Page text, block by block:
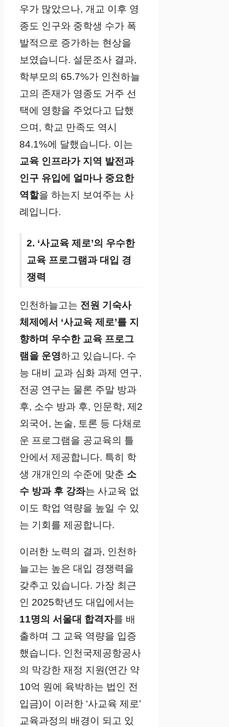
우가 많았으나, 개교 이후 영
종도 인구와 중학생 수가 폭
발적으로 증가하는 현상을
보였습니다. 설문조사 결과,
학부모의 65.7%가 인천하늘
고의 존재가 영종도 거주 선
택에 영향을 주었다고 답했
으며, 학교 만족도 역시
84.1%에 달했습니다. 이는
교육 인프라가 지역 발전과
인구 유입에 얼마나 중요한
역할을 하는지 보여주는 사
례입니다.
2. ‘사교육 제로’의 우수한
교육 프로그램과 대입 경
쟁력
인천하늘고는 전원 기숙사
체제에서 ‘사교육 제로’를 지
향하며 우수한 교육 프로그
램을 운영하고 있습니다. 수
능 대비 교과 심화 과제 연구,
전공 연구는 물론 주말 방과
후, 소수 방과 후, 인문학, 제2
외국어, 논술, 토론 등 다채로
운 프로그램을 공교육의 틀
안에서 제공합니다. 특히 학
생 개개인의 수준에 맞춘 소
수 방과 후 강좌는 사교육 없
이도 학업 역량을 높일 수 있
는 기회를 제공합니다.
이러한 노력의 결과, 인천하
늘고는 높은 대입 경쟁력을
갖추고 있습니다. 가장 최근
인 2025학년도 대입에서는
11명의 서울대 합격자를 배
출하며 그 교육 역량을 입증
했습니다. 인천국제공항공사
의 막강한 재정 지원(연간 약
10억 원에 육박하는 법인 전
입금)이 이러한 ‘사교육 제로’
교육과정의 배경이 되고 있